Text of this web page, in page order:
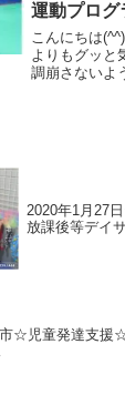
運動プロ
症 発達
吉川市 八
こんにちは
よりもグッと
調崩さないよ
2020年1月27
放課後等デイ
☆児童発達支援